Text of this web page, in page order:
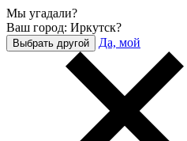
Мы угадали?
Ваш город: Иркутск?
Выбрать другой Да, мой